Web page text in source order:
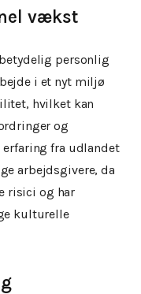
vækst
personlig
i et nyt miljø
hvilket kan
og
erfaring fra udlandet
arbejdsgivere, da
risici og har
kulturelle